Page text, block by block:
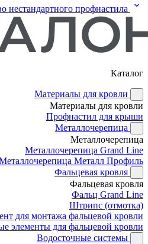
нестандартного профнастила
Каталог
Материалы для кровли
Материалы для кровли
Профнастил для крыши
Металлочерепица
Металлочерепица
Металлочерепица Grand Line
Металл Профиль
Фальцевая кровля
Фальцевая кровля
Фальц Grand Line
Штрипс (отмотка)
для монтажа фальцевой кровли
элементы для фальцевой кровли
Водосточные системы